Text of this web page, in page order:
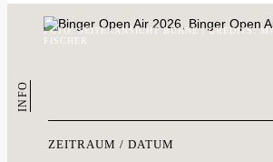
FOTO: SEITENANSICHT BÜHNE | CREDITS:
FISCHER
ZEITRAUM / DATUM
INFO